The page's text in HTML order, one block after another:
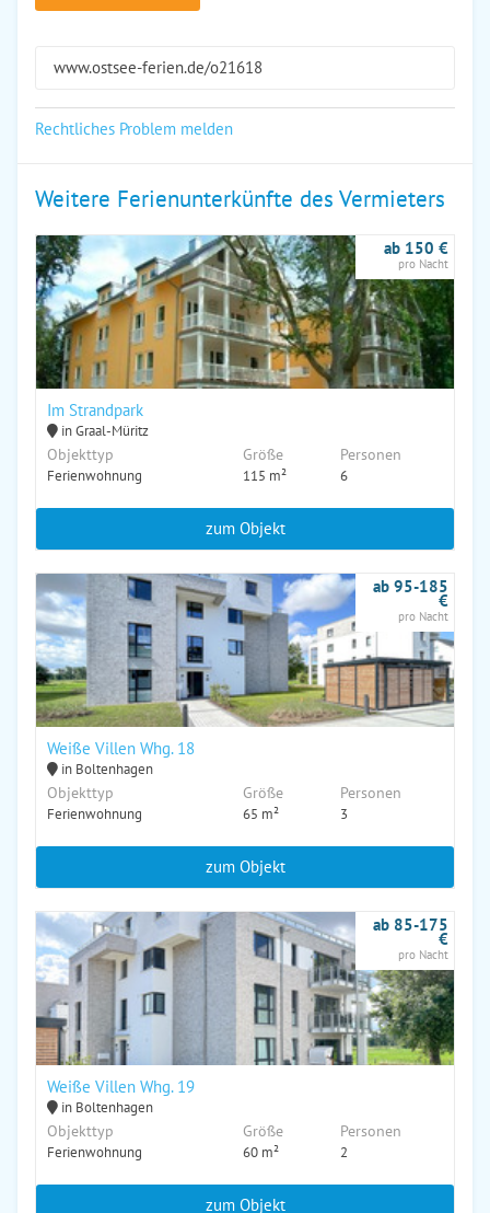
www.ostsee-ferien.de/o21618
Rechtliches Problem melden
Weitere Ferienunterkünfte des Vermieters
Im Strandpark
in Graal-Müritz
Objekttyp
Ferienwohnung
Größe
115 m²
Personen
6
ab 150 €
pro Nacht
zum Objekt
Weiße Villen Whg. 18
in Boltenhagen
Objekttyp
Ferienwohnung
Größe
65 m²
Personen
3
ab 95-185
€
pro Nacht
zum Objekt
Weiße Villen Whg. 19
in Boltenhagen
Objekttyp
Ferienwohnung
Größe
60 m²
Personen
2
ab 85-175
€
pro Nacht
zum Objekt